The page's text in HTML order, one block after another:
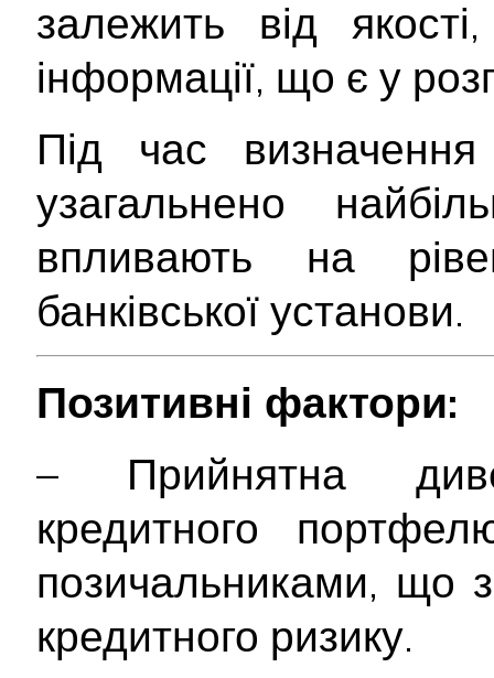
залежить від
інформації, що є у
Під час визначення
узагальнено
впливають на
банківської установи.
Позитивні фактори:
– Прийнятна
кредитного
позичальниками, що
кредитного ризику.